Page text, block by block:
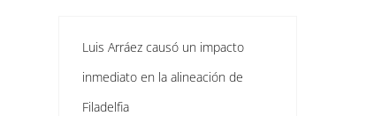
Luis Arráez causó un impacto
inmediato en la alineación de
Filadelfia